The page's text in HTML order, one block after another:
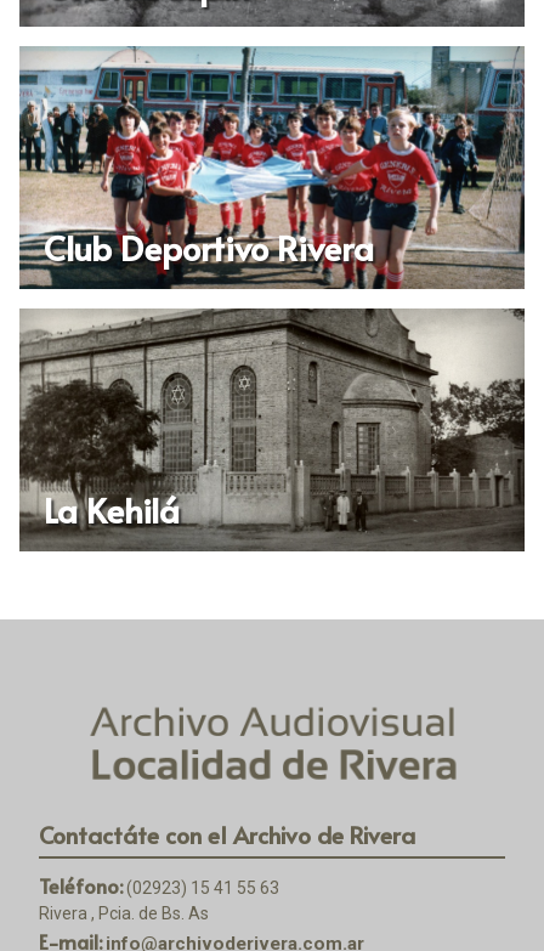
Club Deportivo Rivera
La Kehilá
Contactáte con el Archivo de Rivera
Teléfono:(02923) 15 41 55 63
Rivera , Pcia. de Bs. As
E-mail: info@archivoderivera.com.ar